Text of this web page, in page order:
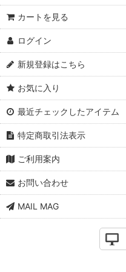
カートを見る
ログイン
新規登録はこちら
お気に入り
最近チェックしたアイテム
特定商取引法表示
ご利用案内
お問い合わせ
MAIL MAG